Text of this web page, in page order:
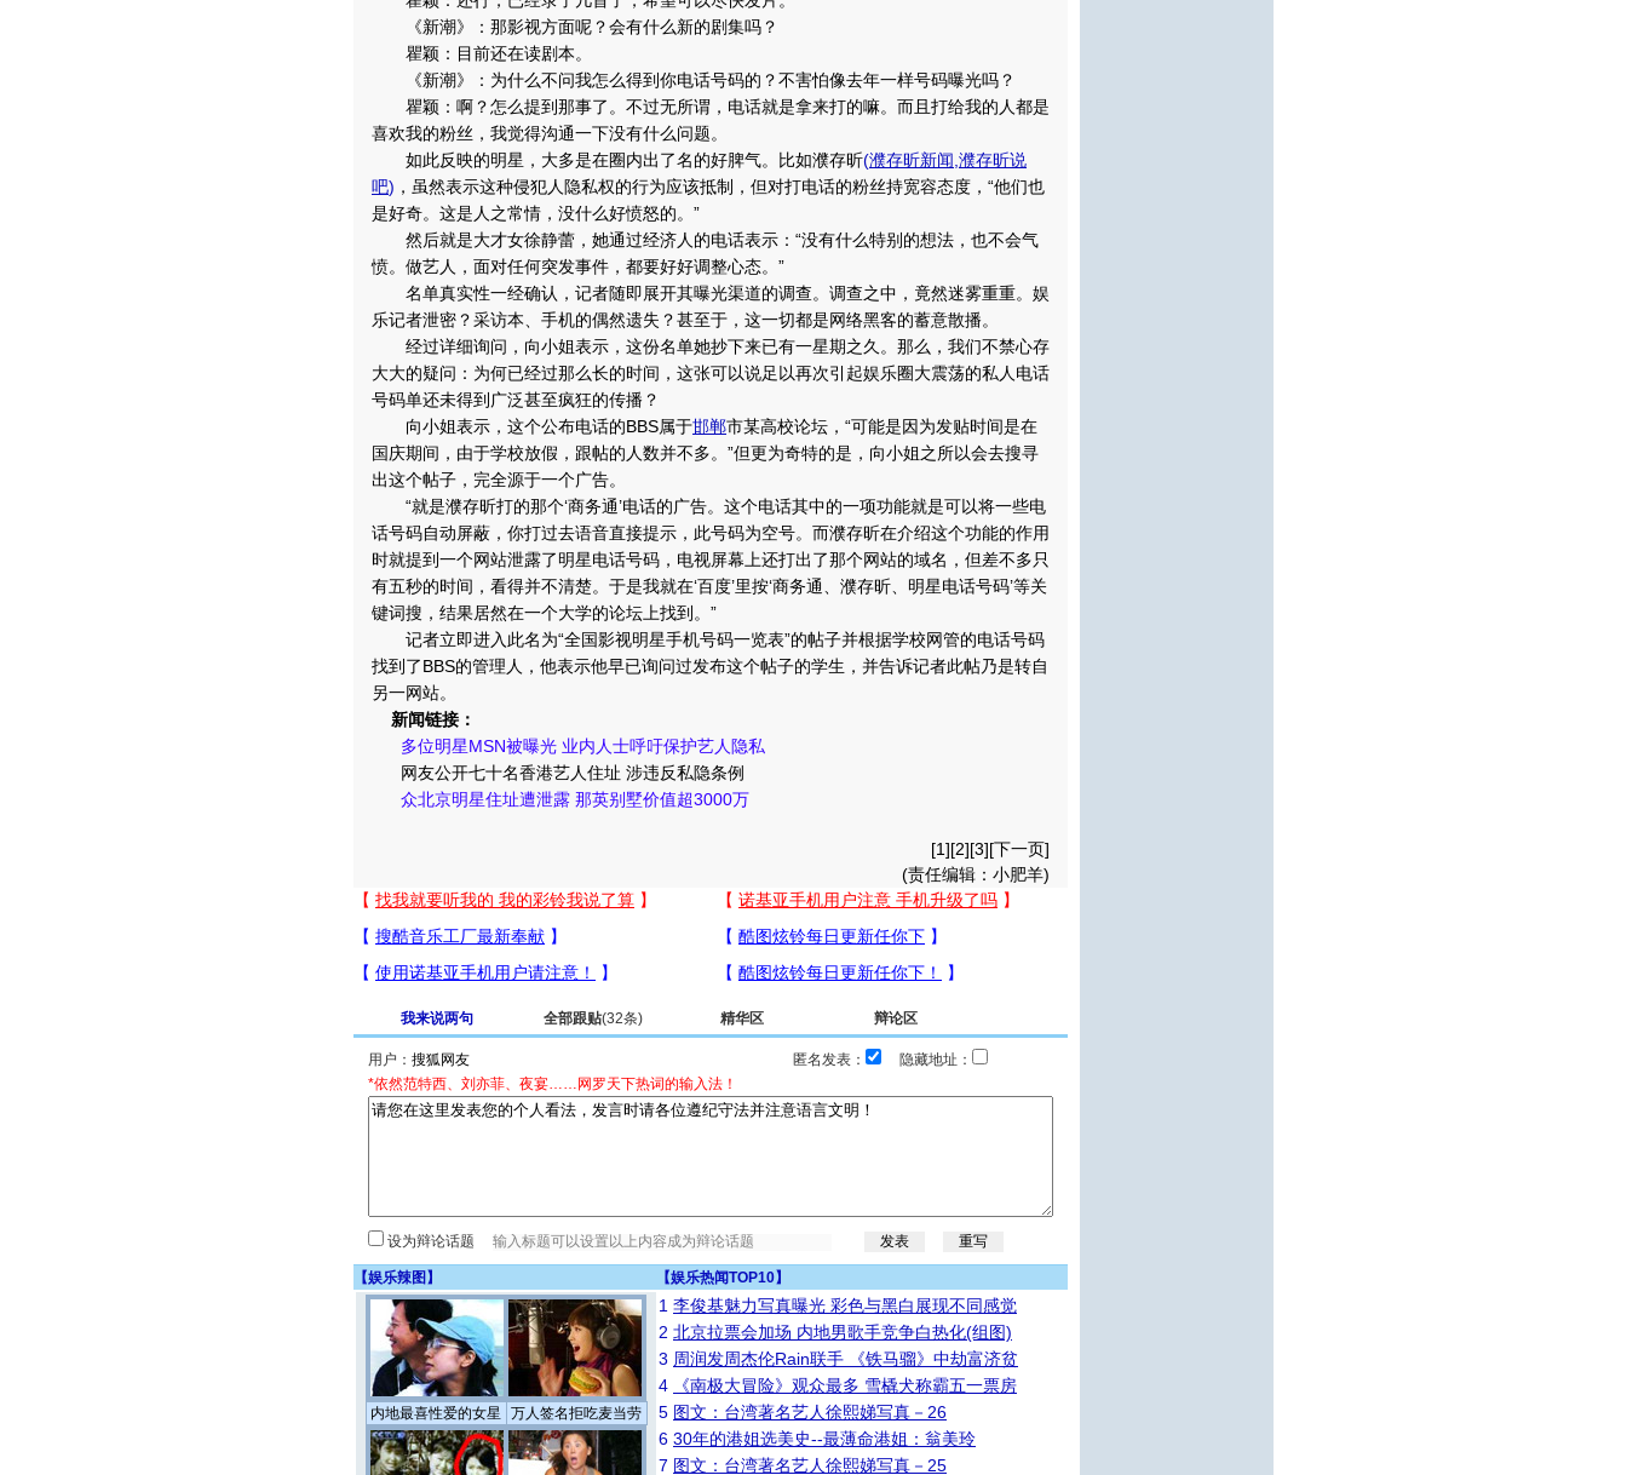
《新潮》：那影视方面呢？会有什么新的剧集吗？
瞿颖：目前还在读剧本。
《新潮》：为什么不问我怎么得到你电话号码的？不害怕像去年一样号码曝光吗？
瞿颖：啊？怎么提到那事了。不过无所谓，电话就是拿来打的嘛。而且打给我的人都是
喜欢我的粉丝，我觉得沟通一下没有什么问题。
如此反映的明星，大多是在圈内出了名的好脾气。比如濮存昕(濮存昕新闻 濮存昕说
吧) ，虽然表示这种侵犯人隐私权的行为应该抵制，但对打电话的粉丝持宽容态度，“他们也
是好奇。这是人之常情，没什么好愤怒的。”
然后就是大才女徐静蕾，她通过经济人的电话表示：“没有什么特别的想法，也不会气
愤。做艺人，面对任何突发事件，都要好好调整心态。”
名单真实性一经确认，记者随即展开其曝光渠道的调查。调查之中，竟然迷雾重重。娱
乐记者泄密？采访本、手机的偶然遗失？甚至于，这一切都是网络黑客的蓄意散播。
经过详细询问，向小姐表示，这份名单她抄下来已有一星期之久。那么，我们不禁心存
大大的疑问：为何已经过那么长的时间，这张可以说足以再次引起娱乐圈大震荡的私人电话
号码单还未得到广泛甚至疯狂的传播？
向小姐表示，这个公布电话的BBS属于邯郸市某高校论坛，“可能是因为发贴时间是在
国庆期间，由于学校放假，跟帖的人数并不多。”但更为奇特的是，向小姐之所以会去搜寻
出这个帖子，完全源于一个广告。
“就是濮存昕打的那个‘商务通’电话的广告。这个电话其中的一项功能就是可以将一些电
话号码自动屏蔽，你打过去语音直接提示，此号码为空号。而濮存昕在介绍这个功能的作用
时就提到一个网站泄露了明星电话号码，电视屏幕上还打出了那个网站的域名，但差不多只
有五秒的时间，看得并不清楚。于是我就在‘百度’里按‘商务通、濮存昕、明星电话号码’等关
键词搜，结果居然在一个大学的论坛上找到。”
记者立即进入此名为“全国影视明星手机号码一览表”的帖子并根据学校网管的电话号码
找到了BBS的管理人，他表示他早已询问过发布这个帖子的学生，并告诉记者此帖乃是转自
另一网站。
新闻链接：
多位明星MSN被曝光 业内人士呼吁保护艺人隐私
网友公开七十名香港艺人住址 涉违反私隐条例
众北京明星住址遭泄露 那英别墅价值超3000万
[1][2][3][下一页]
(责任编辑：小肥羊)
我来说两句 全部跟贴(32条) 精华区 辩论区
用户： 匿名发表：
隐藏地址：
*依然范特西、刘亦菲、夜宴……网罗天下热词的输入法！
设为辩论话题
【娱乐辣图 】 【娱乐热闻TOP10】
内地最喜性爱的女星 万人签名拒吃麦当劳
1 李俊基魅力写真曝光 彩色与黑白展现不同感觉
2 北京拉票会加场 内地男歌手竞争白热化(组图)
3 周润发周杰伦Rain联手 《铁马骝》中劫富济贫
4
《南极大冒险》观众最多 雪橇犬称霸五一票房
5 图文：台湾著名艺人徐熙娣写真－26
6 30年的港姐选美史--最薄命港姐：翁美玲
7 图文：台湾著名艺人徐熙娣写真－25